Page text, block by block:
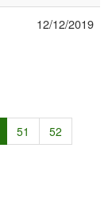
12/12/2019
51
52